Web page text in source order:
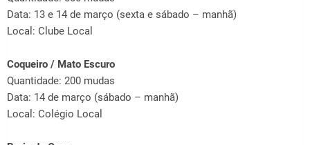
Data: 13 e 14 de março (sexta e sábado – manhã)
Local: Clube Local
Coqueiro / Mato Escuro
Quantidade: 200 mudas
Data: 14 de março (sábado – manhã)
Local: Colégio Local